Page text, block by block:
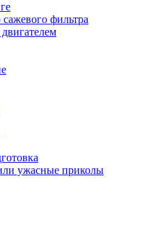
фильтра
ужасные приколы